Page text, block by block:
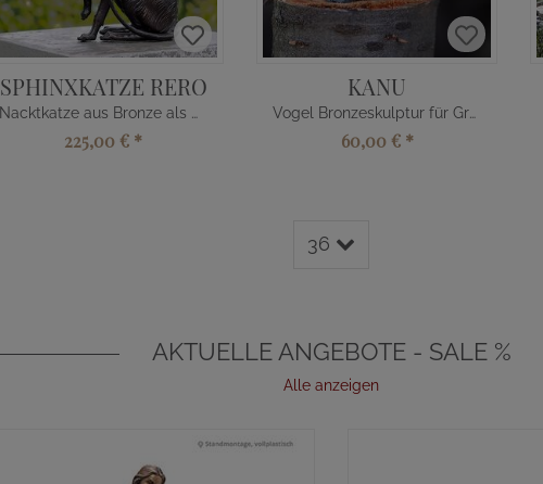
SPHINXKATZE RERO
Nacktkatze aus Bronze als Grabdeko
225,00 € *
KANU
Vogel Bronzeskulptur für Gräber
60,00 € *
36
AKTUELLE ANGEBOTE - SALE %
Alle anzeigen